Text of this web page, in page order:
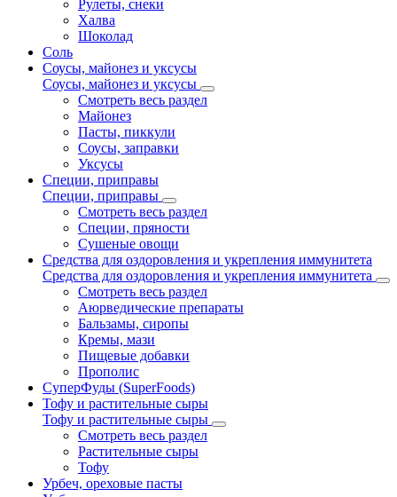
Рулеты, снеки
Халва
Шоколад
Соль
Соусы, майонез и уксусы
Соусы, майонез и уксусы
Смотреть весь раздел
Майонез
Пасты, пиккули
Соусы, заправки
Уксусы
Специи, приправы
Специи, приправы
Смотреть весь раздел
Специи, пряности
Сушеные овощи
Средства для оздоровления и укрепления иммунитета
Средства для оздоровления и укрепления иммунитета
Смотреть весь раздел
Аюрведические препараты
Бальзамы, сиропы
Кремы, мази
Пищевые добавки
Прополис
СуперФуды (SuperFoods)
Тофу и растительные сыры
Тофу и растительные сыры
Смотреть весь раздел
Растительные сыры
Тофу
Урбеч, ореховые пасты